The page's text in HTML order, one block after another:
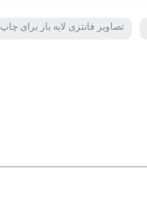
تصاویر فانتزی لایه باز برای چاپ